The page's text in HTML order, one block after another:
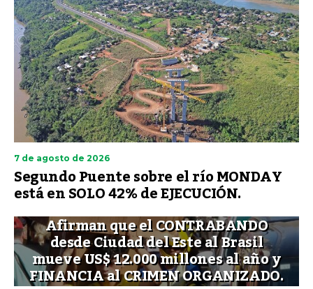
7 de agosto de 2026
Segundo Puente sobre el río MONDAY
está en SOLO 42% de EJECUCIÓN.
Afirman que el CONTRABANDO
desde Ciudad del Este al Brasil
mueve US$ 12.000 millones al año y
FINANCIA al CRIMEN ORGANIZADO.